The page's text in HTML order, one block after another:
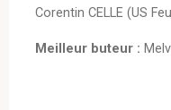
Corentin CELLE (US
Meilleur buteur :